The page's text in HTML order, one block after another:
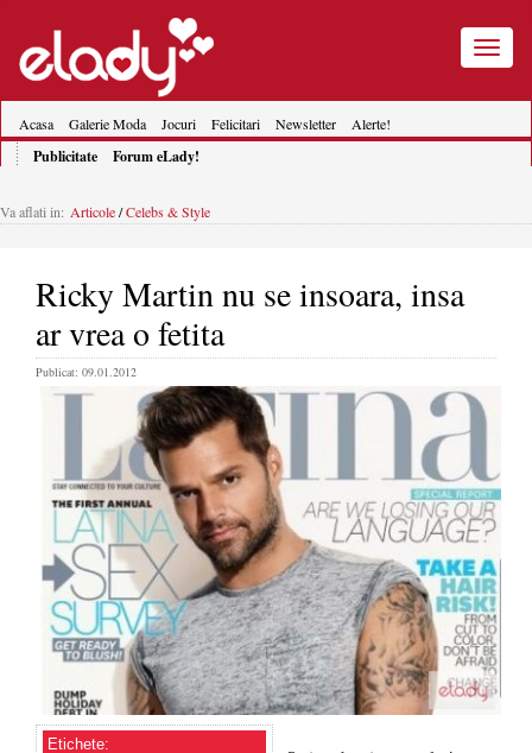
Toggle
Acasa Galerie Moda Jocuri Felicitari Newsletter Alerte!
Publicitate Forum eLady!
Va aflati in: Articole/Celebs & Style
Ricky Martin nu se insoara, insa
ar vrea o fetita
Publicat: 09.01.2012
Etichete: